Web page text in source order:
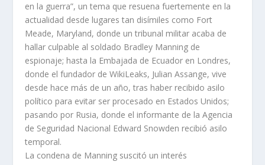
en la guerra”, un tema que resuena fuertemente en la
actualidad desde lugares tan disímiles como Fort
Meade, Maryland, donde un tribunal militar acaba de
hallar culpable al soldado Bradley Manning de
espionaje; hasta la Embajada de Ecuador en Londres,
donde el fundador de WikiLeaks, Julian Assange, vive
desde hace más de un año, tras haber recibido asilo
político para evitar ser procesado en Estados Unidos;
pasando por Rusia, donde el informante de la Agencia
de Seguridad Nacional Edward Snowden recibió asilo
temporal.
La condena de Manning suscitó un interés